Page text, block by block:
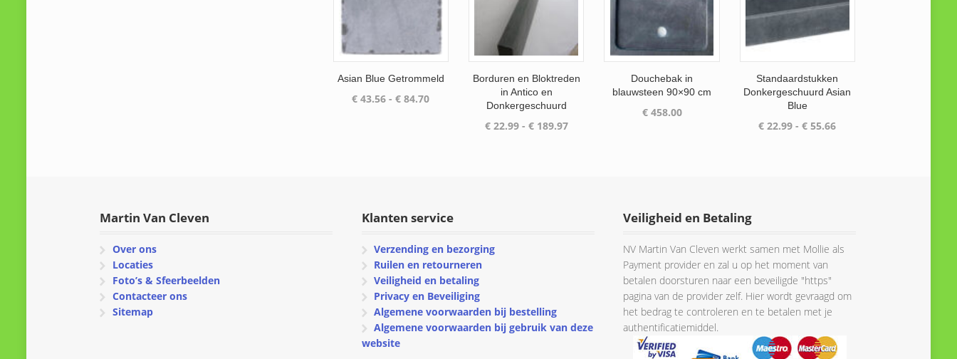
Asian Blue Getrommeld
€ 43.56 - € 84.70Prijsklasse:
Borduren en Bloktreden
in Antico en
Donkergeschuurd
€22.99 - €189.97Prijsklasse:
Douchebak in
blauwsteen 90×90 cm
€458.00
Standaardstukken
Donkergeschuurd Asian
Blue
€ 22.99 - € 55.66Prijsklasse:
Martin Van Cleven
Over ons
Locaties
Foto’s & Sfeerbeelden
Contacteer ons
Sitemap
Klanten service
Verzending en bezorging
Ruilen en retourneren
Veiligheid en betaling
Privacy en Beveiliging
Algemene voorwaarden bij bestelling
Algemene voorwaarden bij gebruik van deze
website
Veiligheid en Betaling
NV Martin Van Cleven werkt samen met Mollie als
Payment provider en zal u op het moment van
betalen doorsturen naar een beveiligde "https"
pagina van de provider zelf. Hier wordt gevraagd om
het bedrag te controleren en te betalen met je
authentificatiemiddel.